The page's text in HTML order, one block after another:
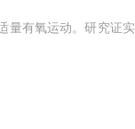
量有氧运动。研究证